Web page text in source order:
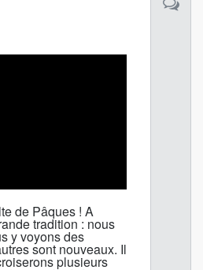
de Pâques ! A
tradition : nous
y voyons des
sont nouveaux. Il
plusieurs